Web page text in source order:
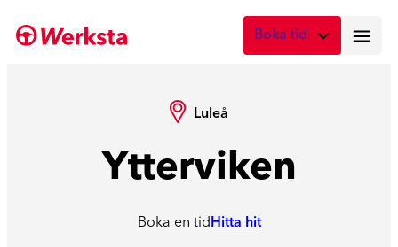
Boka tid
Digital skadebesiktning
Skadebesiktning på verkstad
Luleå
Ytterviken
Boka en tid Hitta hit